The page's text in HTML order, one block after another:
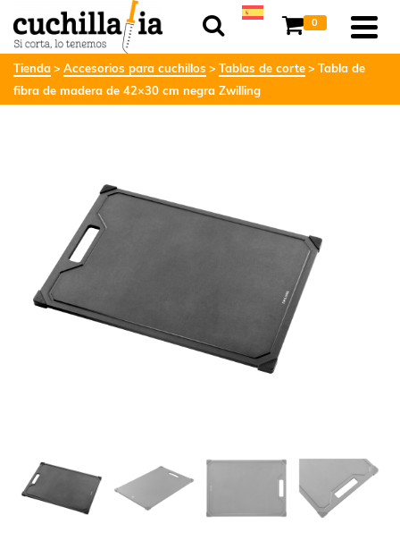
0
Tienda Accesorios para cuchillos Tablas de corte
Tabla de
fibra de madera de 42×30 cm negra Zwilling